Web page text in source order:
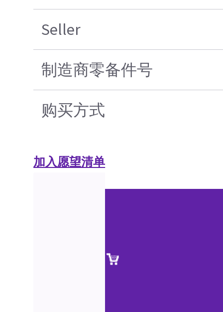
Seller
制造商零备件号
购买方式
加入愿望清单